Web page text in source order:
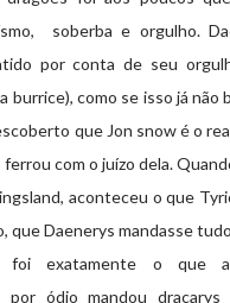
soberba e orgulho.
por conta de seu
burrice), como se isso já não
que Jon snow é o
com o juízo dela.
aconteceu o que
que Daenerys mandasse
foi exatamente o que
por ódio mandou